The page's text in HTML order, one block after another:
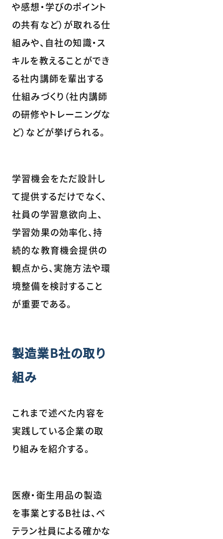
や感想・学びのポイント
の共有など）が取れる仕
組みや、自社の知識・ス
キルを教えることができ
る社内講師を輩出する
仕組みづくり（社内講師
の研修やトレーニングな
ど）などが挙げられる。
学習機会をただ設計し
て提供するだけでなく、
社員の学習意欲向上、
学習効果の効率化、持
続的な教育機会提供の
観点から、実施方法や環
境整備を検討すること
が重要である。
製造業B社の取り
組み
これまで述べた内容を
実践している企業の取
り組みを紹介する。
医療・衛生用品の製造
を事業とするB社は、ベ
テラン社員による確かな